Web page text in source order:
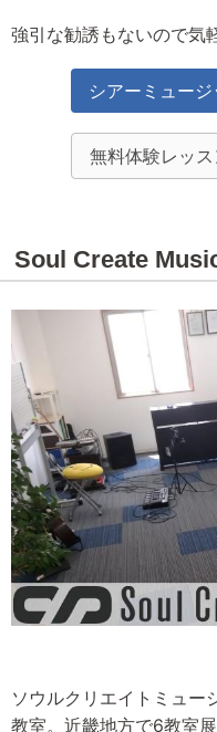
強引な勧誘もないので気
シアーミュー
無料体験レッ
Soul Create
ソウルクリエイトミュー
教室。近畿地方で6教室